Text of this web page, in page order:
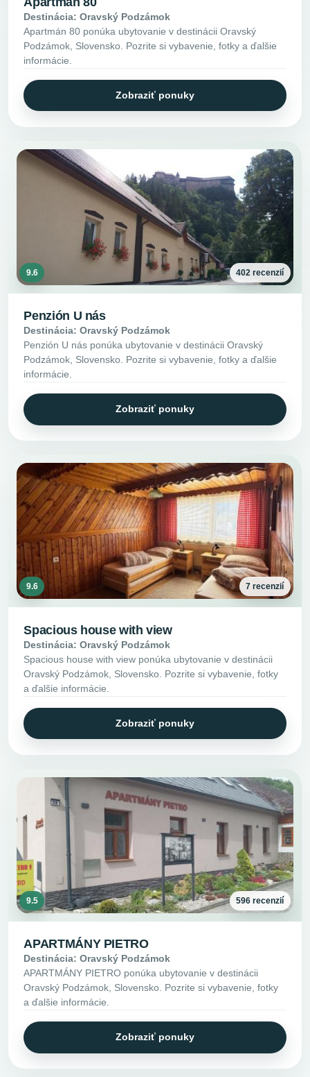
Destinácia: Oravský Podzámok
Apartmán 80 ponúka ubytovanie v destinácii Oravský
Podzámok, Slovensko. Pozrite si vybavenie, fotky a ďalšie
informácie.
Zobraziť ponuky
9.6 402 recenzií
Penzión U nás
Destinácia: Oravský Podzámok
Penzión U nás ponúka ubytovanie v destinácii Oravský
Podzámok, Slovensko. Pozrite si vybavenie, fotky a ďalšie
informácie.
Zobraziť ponuky
9.6 7 recenzií
Spacious house with view
Destinácia: Oravský Podzámok
Spacious house with view ponúka ubytovanie v destinácii
Oravský Podzámok, Slovensko. Pozrite si vybavenie, fotky
a ďalšie informácie.
Zobraziť ponuky
9.5 596 recenzií
APARTMÁNY PIETRO
Destinácia: Oravský Podzámok
APARTMÁNY PIETRO ponúka ubytovanie v destinácii
Oravský Podzámok, Slovensko. Pozrite si vybavenie, fotky
a ďalšie informácie.
Zobraziť ponuky